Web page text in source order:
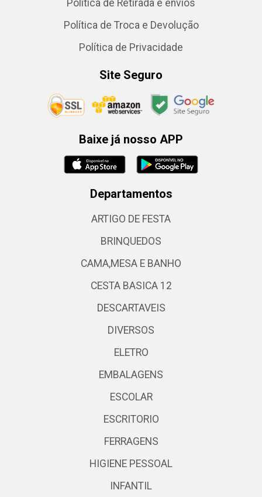
Política de Retirada e envios
Política de Troca e Devolução
Política de Privacidade
Site Seguro
Baixe já nosso APP
Departamentos
ARTIGO DE FESTA
BRINQUEDOS
CAMA,MESA E BANHO
CESTA BASICA 12
DESCARTAVEIS
DIVERSOS
ELETRO
EMBALAGENS
ESCOLAR
ESCRITORIO
FERRAGENS
HIGIENE PESSOAL
INFANTIL